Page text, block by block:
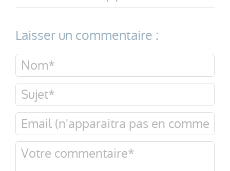
Laisser un commentaire :